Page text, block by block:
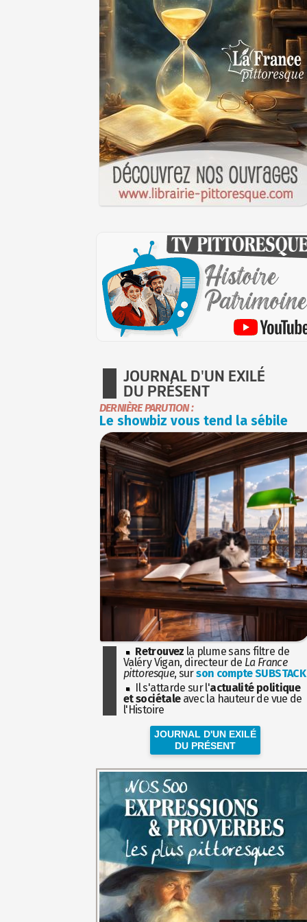
JOURNAL D'UN EXILÉ
DU PRÉSENT
DERNIÈRE PARUTION :
Le showbiz vous tend la sébile
Retrouvez la plume sans filtre de
Valéry Vigan, directeur de La France
pittoresque, surson compte SUBSTACK
Il s'attarde sur l'actualité politique
et sociétaleavec la hauteur de vue de
l'Histoire
JOURNAL D'UN EXILÉ
DU PRÉSENT